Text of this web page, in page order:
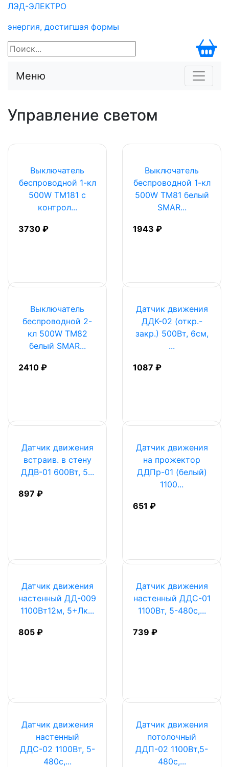
ЛЭД-ЭЛЕКТРО
энергия, достигшая формы
Меню
Управление светом
Выключатель
беспроводной 1-кл
500W TM181 с
контрол...
3730 ₽
Выключатель
беспроводной 1-кл
500W TM81 белый
SMAR...
1943 ₽
Выключатель
беспроводной 2-
кл 500W TM82
белый SMAR...
2410 ₽
Датчик движения
ДДК-02 (откр.-
закр.) 500Вт, 6см,
...
1087 ₽
Датчик движения
встраив. в стену
ДДВ-01 600Вт, 5...
897 ₽
Датчик движения
на прожектор
ДДПр-01 (белый)
1100...
651 ₽
Датчик движения
настенный ДД-009
1100Вт12м, 5+Лк...
805 ₽
Датчик движения
настенный ДДС-01
1100Вт, 5-480с,...
739 ₽
Датчик движения
настенный
ДДС-02 1100Вт, 5-
480с,...
Датчик движения
потолочный
ДДП-02 1100Вт,5-
480с,...